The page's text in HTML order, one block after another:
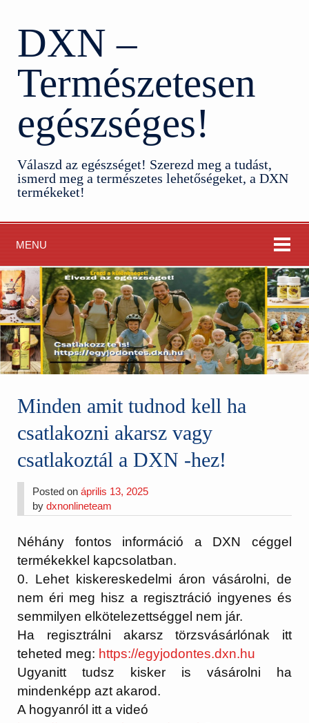
DXN –
Természetesen
egészséges!
Válaszd az egészséget! Szerezd meg a tudást,
ismerd meg a természetes lehetőségeket, a DXN
termékeket!
MENU
Minden amit tudnod kell ha
csatlakozni akarsz vagy
csatlakoztál a DXN -hez!
Posted onáprilis 13, 2025
bydxnonlineteam
Néhány fontos információ a DXN céggel
termékekkel kapcsolatban.
0. Lehet kiskereskedelmi áron vásárolni, de
nem éri meg hisz a regisztráció ingyenes és
semmilyen elkötelezettséggel nem jár.
Ha regisztrálni akarsz törzsvásárlónak itt
teheted meg: https://egyjodontes.dxn.hu
Ugyanitt tudsz kisker is vásárolni ha
mindenképp azt akarod.
A hogyanról itt a videó